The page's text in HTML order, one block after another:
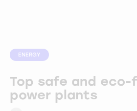
ENERGY
Top safe and
power plants